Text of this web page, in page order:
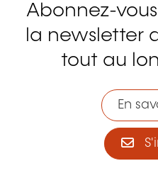
Abonnez-
la newsletter
tout au
En